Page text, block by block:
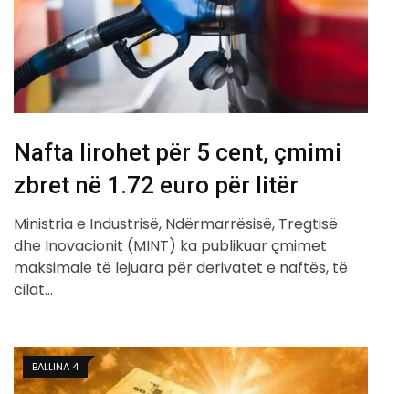
Nafta lirohet për 5 cent, çmimi
zbret në 1.72 euro për litër
Ministria e Industrisë, Ndërmarrësisë, Tregtisë
dhe Inovacionit (MINT) ka publikuar çmimet
maksimale të lejuara për derivatet e naftës, të
cilat…
BALLINA 4